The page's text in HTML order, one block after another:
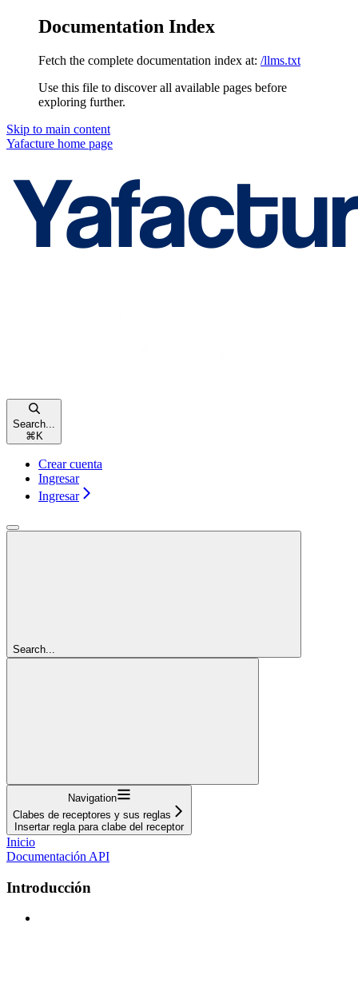
Documentation Index
Fetch the complete documentation index at: /llms.txt
Use this file to discover all available pages before
exploring further.
Skip to main content
Yafacture home page
Search...
⌘ K
Crear cuenta
Ingresar
Ingresar
Search...
Navigation
Clabes de receptores y sus reglas
Insertar regla para clabe del receptor
Inicio
Documentación API
Introducción